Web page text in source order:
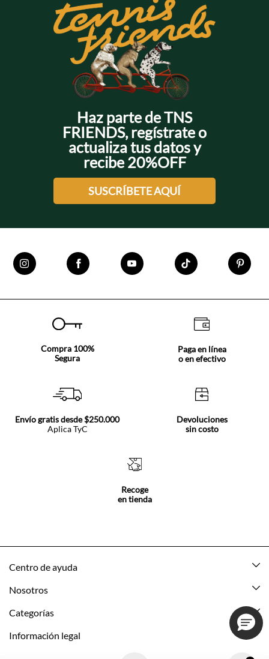
Haz parte de TNS
FRIENDS, regístrate o
actualiza tus datos y
recibe 20%OFF
SUSCRÍBETE AQUÍ
Compra 100%
Segura
Paga en línea
o en efectivo
Envío gratis desde $250.000
Aplica TyC
Devoluciones
sin costo
Recoge
en tienda
Centro de ayuda
Mis pedidos
Nosotros
Acerca de Tennis
Categorías
Nuevo
Información legal